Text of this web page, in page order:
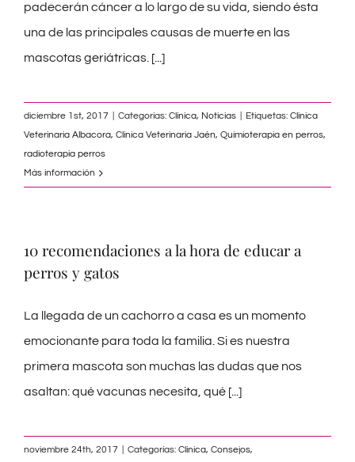
padecerán cáncer a lo largo de su vida, siendo ésta
una de las principales causas de muerte en las
mascotas geriátricas. [...]
diciembre 1st, 2017 Categorías: Clínica, Noticias Etiquetas: Clinica
Veterinaria Albacora, Clínica Veterinaria Jaén, Quimioterapia en perros,
radioterapia perros
Más información
10 recomendaciones a la hora de educar a
perros y gatos
La llegada de un cachorro a casa es un momento
emocionante para toda la familia. Si es nuestra
primera mascota son muchas las dudas que nos
asaltan: qué vacunas necesita, qué [...]
noviembre 24th, 2017 Categorías: Clínica, Consejos,